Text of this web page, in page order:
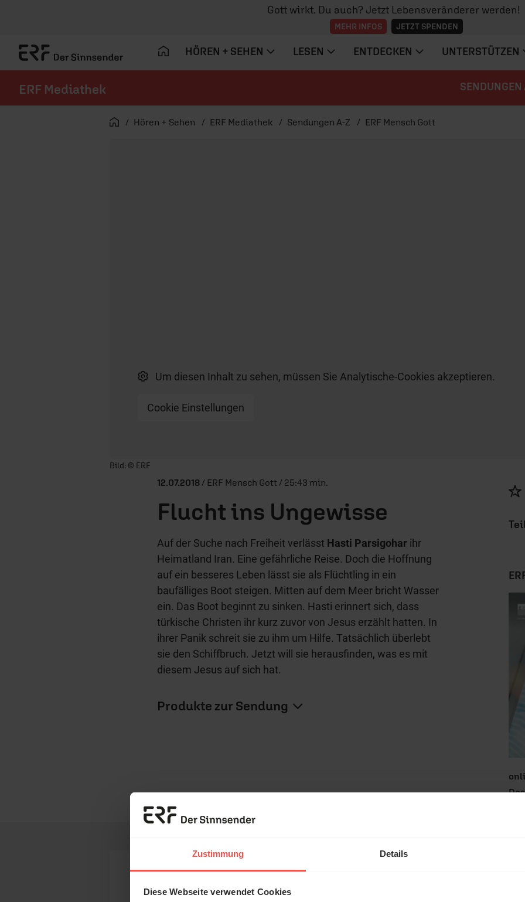
Zustimmung Details
Diese Webseite verwendet Cookies
Gott wirkt. Du auch? Jetzt Lebensveränderer werden!
MEHR INFOS JETZT SPENDEN
HÖREN + SEHEN LESEN ENTDECKEN UNTERSTÜTZEN
ERF Mediathek SENDUNGEN
Startseite
Hören + Sehen ERF Mediathek Sendungen A-Z ERF Mensch Gott
Um diesen Inhalt zu sehen, müssen Sie Analytische-Cookies akzeptieren.
Cookie Einstellungen
Player starten/anhalten
Bild: © ERF
12.07.2018 / ERF Mensch Gott / 25:43 min.
Flucht ins Ungewisse
Auf der Suche nach Freiheit verlässt Hasti Parsigohar ihr
Heimatland Iran. Eine gefährliche Reise. Doch die Hoffnung
auf ein besseres Leben lässt sie als Flüchtling in ein
baufälliges Boot steigen. Mitten auf dem Meer bricht Wasser
ein. Das Boot beginnt zu sinken. Hasti erinnert sich, dass
türkische Christen ihr kurz zuvor von Jesus erzählt hatten. In
ihrer Panik schreit sie zu ihm um Hilfe. Tatsächlich überlebt
sie den Schiffbruch. Jetzt will sie herausfinden, was es mit
diesem Jesus auf sich hat.
Produkte zur Sendung
Ihr Kommentar